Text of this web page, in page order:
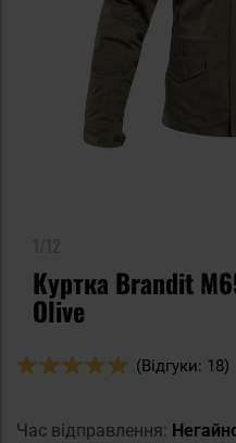
Куртка Brandit
Olive
Оцінка:
(Відгуки: 18)
Час відправлення: